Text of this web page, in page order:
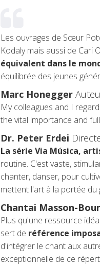
Les ouvrages de Sœur
Kodaly mais aussi de Cari
équivalent dans le
équilibrée des jeunes
Marc Honegger
My colleagues and I
the vital importance and
Dr. Peter Erdei
La série Via Música,
routine. C'est vaste,
chanter, danser, pour
mettent l'art à la portée
Chantai Masson-
Plus qu'une ressource
sert de référence
d'intégrer le chant aux
exceptionnelle de ce